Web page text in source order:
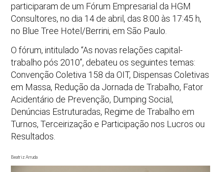
participaram de um Fórum Empresarial da HGM
Consultores, no dia 14 de abril, das 8:00 às 17:45 h,
no Blue Tree Hotel/Berrini, em São Paulo.
O fórum, intitulado “As novas relações capital-
trabalho pós 2010”, debateu os seguintes temas:
Convenção Coletiva 158 da OIT, Dispensas Coletivas
em Massa, Redução da Jornada de Trabalho, Fator
Acidentário de Prevenção, Dumping Social,
Denúncias Estruturadas, Regime de Trabalho em
Turnos, Terceirização e Participação nos Lucros ou
Resultados.
Beatriz Arruda